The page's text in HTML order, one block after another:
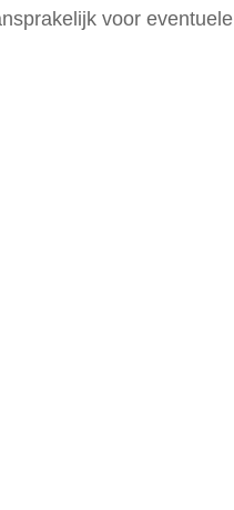
voor eventuele